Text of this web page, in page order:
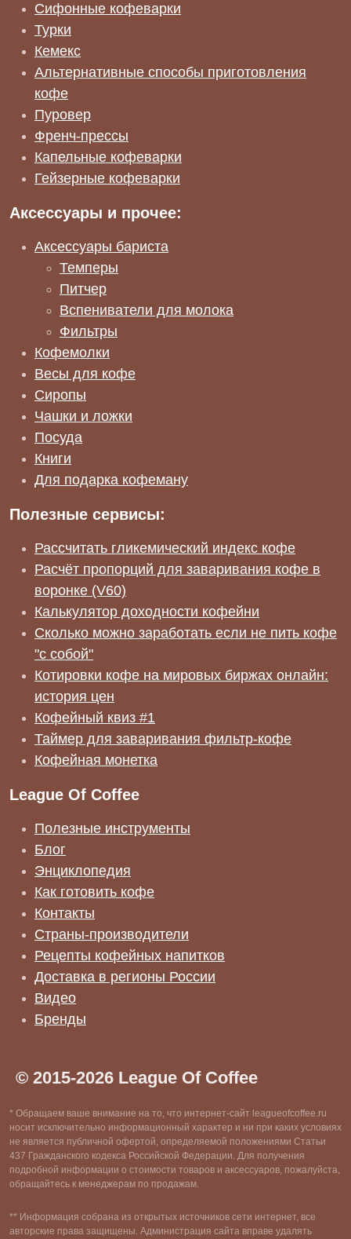
Сифонные кофеварки
Турки
Кемекс
Альтернативные способы приготовления
кофе
Пуровер
Френч-прессы
Капельные кофеварки
Гейзерные кофеварки
Аксессуары и прочее:
Аксессуары бариста
Темперы
Питчер
Вспениватели для молока
Фильтры
Кофемолки
Весы для кофе
Сиропы
Чашки и ложки
Посуда
Книги
Для подарка кофеману
Полезные сервисы:
Рассчитать гликемический индекс кофе
Расчёт пропорций для заваривания кофе в
воронке (V60)
Калькулятор доходности кофейни
Сколько можно заработать если не пить кофе
"с собой"
Котировки кофе на мировых биржах онлайн:
история цен
Кофейный квиз #1
Таймер для заваривания фильтр-кофе
Кофейная монетка
League Of Coffee
Полезные инструменты
Блог
Энциклопедия
Как готовить кофе
Контакты
Страны-производители
Рецепты кофейных напитков
Доставка в регионы России
Видео
Бренды
© 2015-2026 League Of Coffee
* Обращаем ваше внимание на то, что интернет-сайт leagueofcoffee.ru
носит исключительно информационный характер и ни при каких условиях
не является публичной офертой, определяемой положениями Статьи
437 Гражданского кодекса Российской Федерации. Для получения
подробной информации о стоимости товаров и аксессуаров, пожалуйста,
обращайтесь к менеджерам по продажам.
** Информация собрана из открытых источников сети интернет, все
авторские права защищены. Администрация сайта вправе удалять